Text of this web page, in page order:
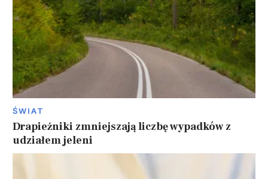
ŚWIAT
Drapieżniki zmniejszają liczbę wypadków z
udziałem jeleni